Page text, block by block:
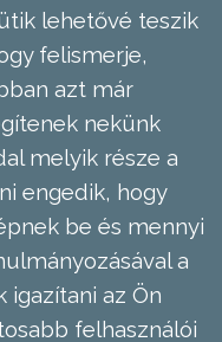
lehetővé teszik
felismerje,
azt már
nekünk
melyik része a
engedik, hogy
be és mennyi
a
az Ön
felhasználói